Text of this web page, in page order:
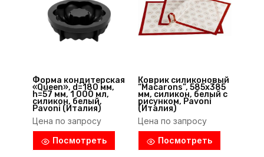
Форма кондитерская
«Queen», d=180 мм,
h=57 мм, 1 000 мл,
силикон, белый,
Pavoni (Италия)
Цена по запросу
Посмотреть
Коврик силиконовый
“Macarons”, 585х385
мм, силикон, белый с
рисунком, Pavoni
(Италия)
Цена по запросу
Посмотреть